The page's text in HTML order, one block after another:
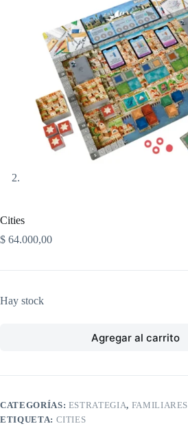
Cities
$ 64.000,00
Hay stock
Agregar al carrito
CATEGORÍAS: ESTRATEGIA, FAMILIARES
ETIQUETA: CITIES